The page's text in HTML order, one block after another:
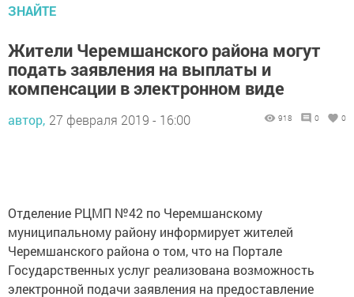
ЗНАЙТЕ
Жители Черемшанского района могут
подать заявления на выплаты и
компенсации в электронном виде
автор, 27 февраля 2019 - 16:00 918 0 0
Отделение РЦМП №42 по Черемшанскому
муниципальному району информирует жителей
Черемшанского района о том, что на Портале
Государственных услуг реализована возможность
электронной подачи заявления на предоставление